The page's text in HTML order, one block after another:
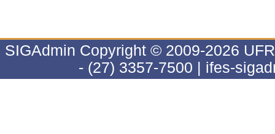
SIGAdmin Copyright © 2009-2026
- (27) 3357-7500 | ifes-